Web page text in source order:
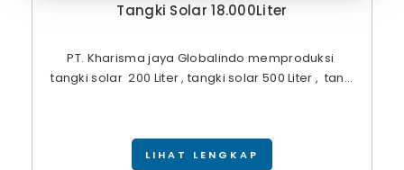
Tangki Solar 18.000Liter
PT. Kharisma jaya Globalindo memproduksi
tangki solar 200 Liter , tangki solar 500 Liter , tan...
LIHAT LENGKAP